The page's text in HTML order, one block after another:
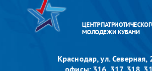
ЦЕНТР
МОЛОДЕЖИ КУБАНИ
Краснодар, ул. Северная,
офисы: 316, 317, 318,